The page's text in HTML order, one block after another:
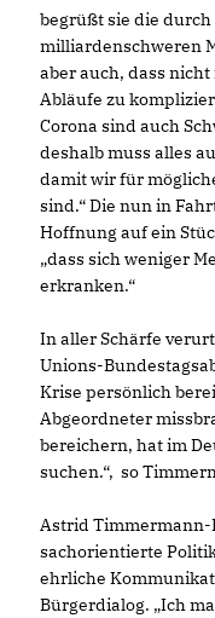
begrüßt sie die
milliardenschweren
aber auch, dass
Abläufe zu
Corona sind auch
deshalb muss alles
damit wir für
sind.“ Die nun in
Hoffnung auf ein
dass sich weniger
erkranken.“
In aller Schärfe
Unions-
Krise persönlich
Abgeordneter
bereichern, hat im
suchen.“, so
Astrid
sachorientierte
ehrliche
Bürgerdialog. „Ich